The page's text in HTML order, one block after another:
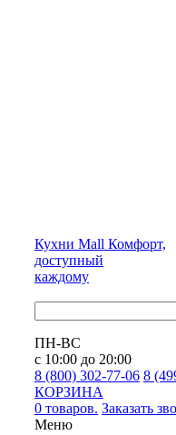
Кухни Mall Комфорт,
доступный
каждому
ПН-ВС
с 10:00 до 20:00
8 (800) 302-77-06 8
КОРЗИНА
0 товаров. Заказать
Меню